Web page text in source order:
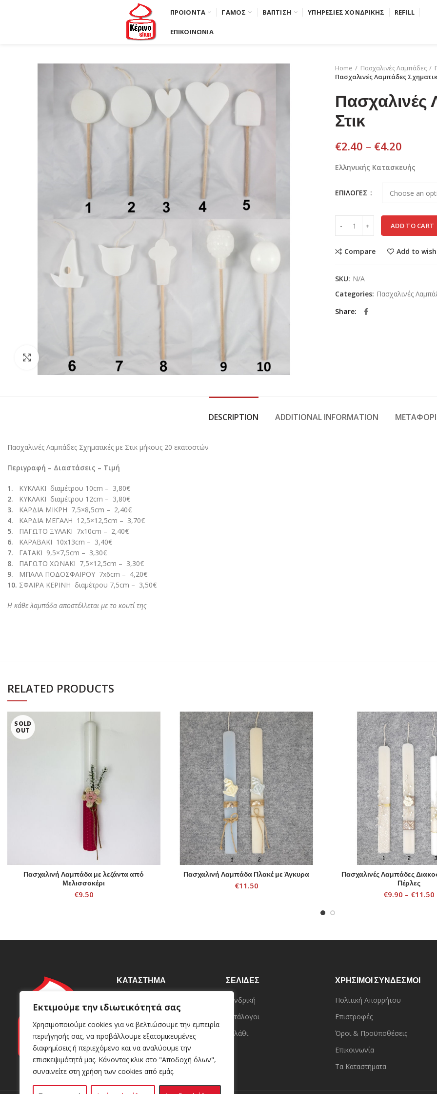
Εκτιμούμε την ιδιωτικότητά σας
Χρησιμοποιούμε cookies για να βελτιώσουμε την εμπειρία
περιήγησής σας, να προβάλλουμε εξατομικευμένες
διαφημίσεις ή περιεχόμενο και να αναλύουμε την
επισκεψιμότητά μας. Κάνοντας κλικ στο "Αποδοχή όλων",
συναινείτε στη χρήση των cookies από εμάς.
ΠΡΟΙΟΝΤΑ ΓΑΜΟΣ ΒΑΠΤΙΣΗ ΥΠΗΡΕΣΙΕΣ ΧΟΝΔΡΙΚΗΣ REFILL
ΕΠΙΚΟΙΝΩΝΙΑ
Click to enlarge
Home Πασχαλινές Λαμπάδες
Πασχαλινές Λαμπάδες
Πασχαλινές
Στικ
€2.40 – €4.20
Ελληνικής Κατασκευής
ΕΠΙΛΟΓΕΣ
ADD TO CART
Compare Add to
SKU: N/A
Categories: Πασχαλινές
Share
DESCRIPTION ADDITIONAL INFORMATION
Πασχαλινές Λαμπάδες Σχηματικές με Στικ μήκους 20 εκατοστών
Περιγραφή – Διαστάσεις – Τιμή
1. ΚΥΚΛΑΚΙ διαμέτρου 10cm – 3,80€
2.
ΚΥΚΛΑΚΙ διαμέτρου 12cm – 3,80€
3. ΚΑΡΔΙΑ ΜΙΚΡΗ 7,5×8,5cm – 2,40€
4. ΚΑΡΔΙΑ ΜΕΓΑΛΗ 12,5×12,5cm – 3,70€
5.
ΠΑΓΩΤΟ ΞΥΛΑΚΙ 7x10cm – 2,40€
6. ΚΑΡΑΒΑΚΙ 10x13cm – 3,40€
7. ΓΑΤΑΚΙ 9,5×7,5cm – 3,30€
8. ΠΑΓΩΤΟ ΧΩΝΑΚΙ 7,5×12,5cm – 3,30€
9. ΜΠΑΛΑ ΠΟΔΟΣΦΑΙΡΟΥ 7x6cm – 4,20€
10. ΣΦΑΙΡΑ ΚΕΡΙΝΗ διαμέτρου 7,5cm – 3,50€
Η κάθε λαμπάδα αποστέλλεται με το κουτί της
RELATED PRODUCTS
SOLD
OUT
SELECT OPTIONS
Πασχαλινή Λαμπάδα με λεζάντα από
Μελισσοκέρι
€9.50
SELECT OPTIONS
Πασχαλινή Λαμπάδα Πλακέ με Άγκυρα
€11.50
SELECT OPTIONS
Πασχαλινές Λαμπάδες
Πέρλες
€9.90 – €11.50
ΚΑΤΆΣΤΗΜΑ
72
+30 210 95 98 049
+30 693 81 86 613
info@kerinoshop.gr
ΣΕΛΙΔΕΣ
Χονδρική
Κατάλογοι
Καλάθι
ΧΡΗΣΙΜΟΙ ΣΥΝΔΕΣΜΟΙ
Πολιτική Απορρήτου
Επιστροφές
Όροι & Προϋποθέσεις
Επικοινωνία
Τα Καταστήματα